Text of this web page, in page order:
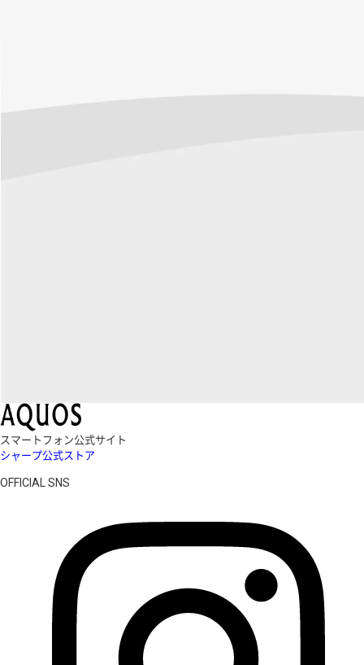
スマートフォン公式サイト
シャープ公式ストア
OFFICIAL SNS